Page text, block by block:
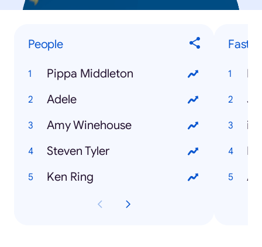
People
Pippa Middleton
Adele
Amy Winehouse
Steven Tyler
Ken Ring